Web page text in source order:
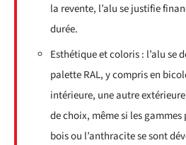
la revente, l’alu se justifie
durée.
Esthétique et coloris : l’alu se
palette RAL, y compris en
intérieure, une autre
de choix, même si les
bois ou l’anthracite se sont